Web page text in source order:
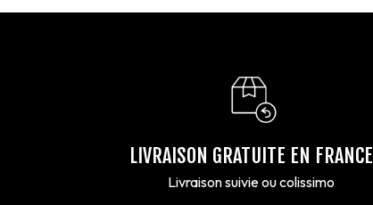
LIVRAISON GRATUITE EN FRANCE
Livraison suivie ou colissimo